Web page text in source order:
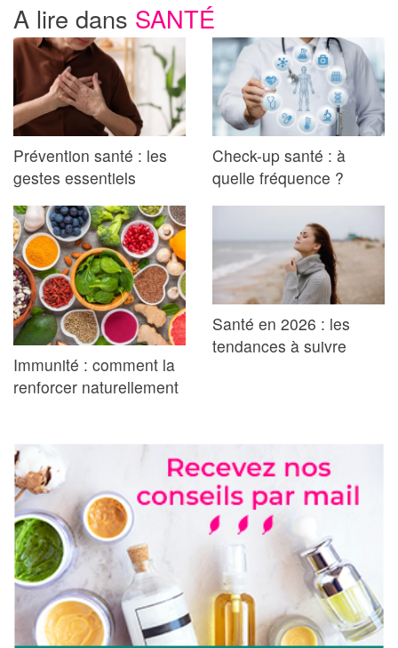
A lire dans SANTÉ
Prévention santé : les
gestes essentiels
Check-up santé : à
quelle fréquence ?
Immunité : comment la
renforcer naturellement
Santé en 2026 : les
tendances à suivre